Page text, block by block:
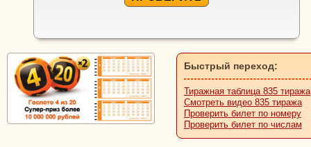
Быстрый переход:
Тиражная таблица 835 тиража
Смотреть видео 835 тиража
Проверить билет по номеру
Проверить билет по числам